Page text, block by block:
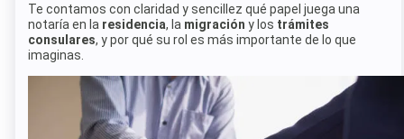
Te contamos con claridad y sencillez qué papel juega una
notaría en la residencia, la migración y los trámites
consulares, y por qué su rol es más importante de lo que
imaginas.